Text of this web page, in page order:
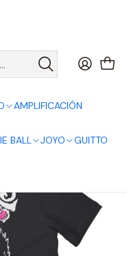
AMPLIFICACIÓN
BALL JOYO GUITTO
urbano, Colina o
ERNIE BALL
BALL